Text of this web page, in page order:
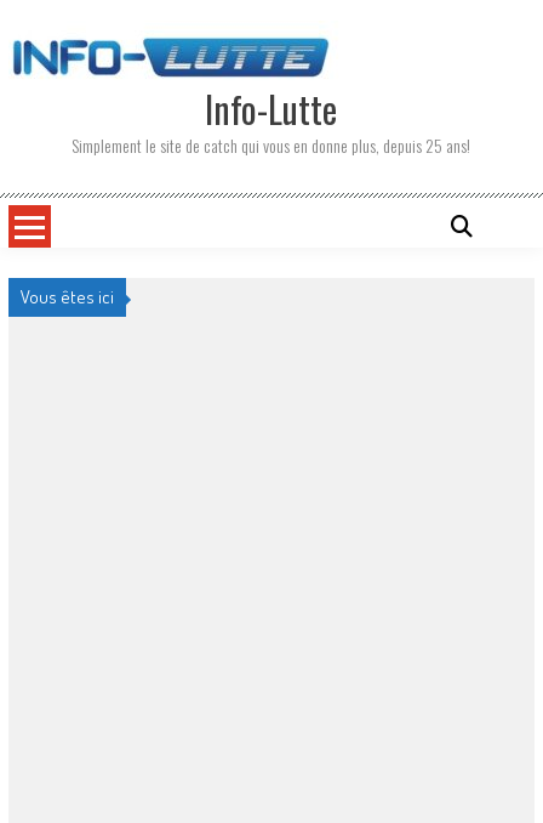
to
content
Info-Lutte
Simplement le site de catch qui vous en donne plus, depuis 25 ans!
Vous êtes ici